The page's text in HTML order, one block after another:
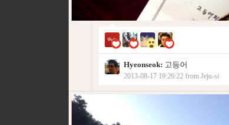
Hyeonseok: 고등어
2013-08-17 19:26:22 from Jeju-si